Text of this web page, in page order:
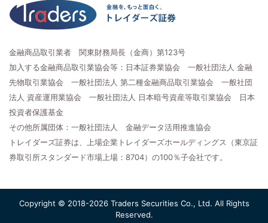
金融商品取引業者 関東財務局長（金商）第123号
加入する金融商品取引業協会等：日本証券業協会 一般社団法人 金融
先物取引業協会 一般社団法人 第二種金融商品取引業協会 一般社団
法人 資産運用業協会 一般社団法人 日本暗号資産等取引業協会 日本
投資者保護基金
その他所属団体：一般社団法人 金融データ活用推進協会
トレイダーズ証券は、上場企業トレイダーズホールディングス（東京証
券取引所スタンダード市場上場：8704）の100％子会社です。
Copyright © 2018-2026 Traders Securities Co., Ltd. All Rights
Reserved.